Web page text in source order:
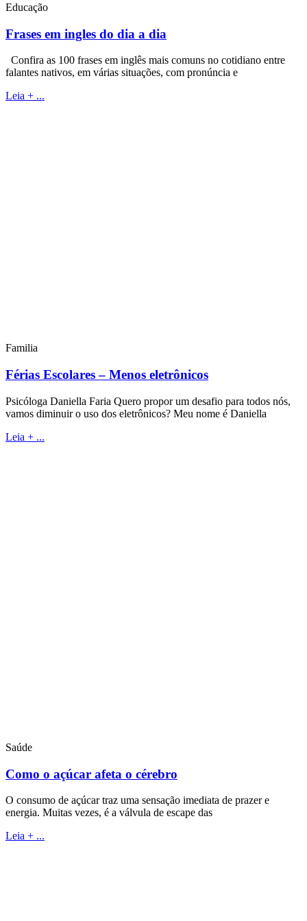
Educação
Frases em ingles do dia a dia
Confira as 100 frases em inglês mais comuns no cotidiano entre
falantes nativos, em várias situações, com pronúncia e
Leia + ...
Familia
Férias Escolares – Menos eletrônicos
Psicóloga Daniella Faria Quero propor um desafio para todos nós,
vamos diminuir o uso dos eletrônicos? Meu nome é Daniella
Leia + ...
Saúde
Como o açúcar afeta o cérebro
O consumo de açúcar traz uma sensação imediata de prazer e
energia. Muitas vezes, é a válvula de escape das
Leia + ...